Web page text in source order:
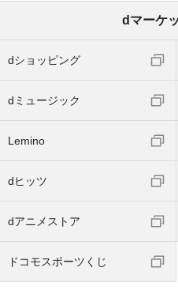
dマーケ
dショッピング
dミュージック
Lemino
dヒッツ
dアニメストア
ドコモスポーツくじ